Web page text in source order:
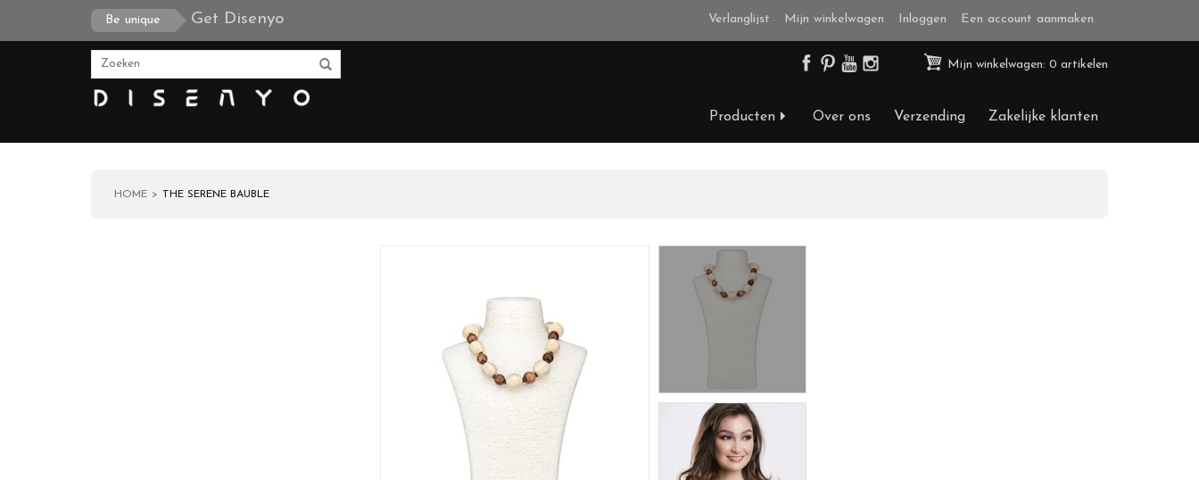
Be unique Get Disenyo Verlanglijst Mijn winkelwagen Inloggen Een account aanmaken
Mijn winkelwagen: 0 artikelen
Producten Over ons Verzending Zakelijke klanten
HOME THE SERENE BAUBLE